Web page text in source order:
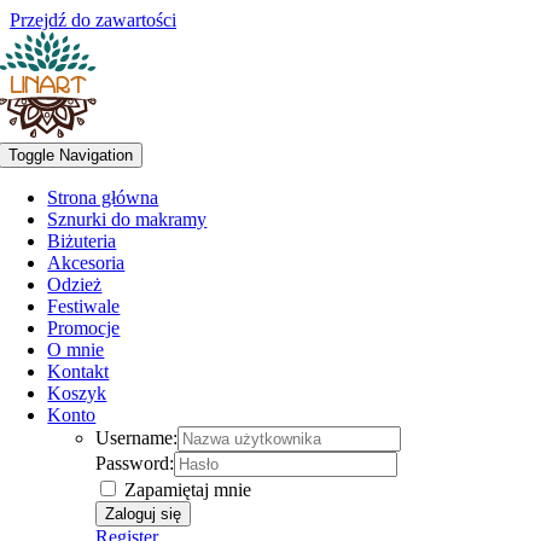
Przejdź do zawartości
Toggle Navigation
Strona główna
Sznurki do makramy
Biżuteria
Akcesoria
Odzież
Festiwale
Promocje
O mnie
Kontakt
Koszyk
Konto
Username:
Password:
Zapamiętaj mnie
Register